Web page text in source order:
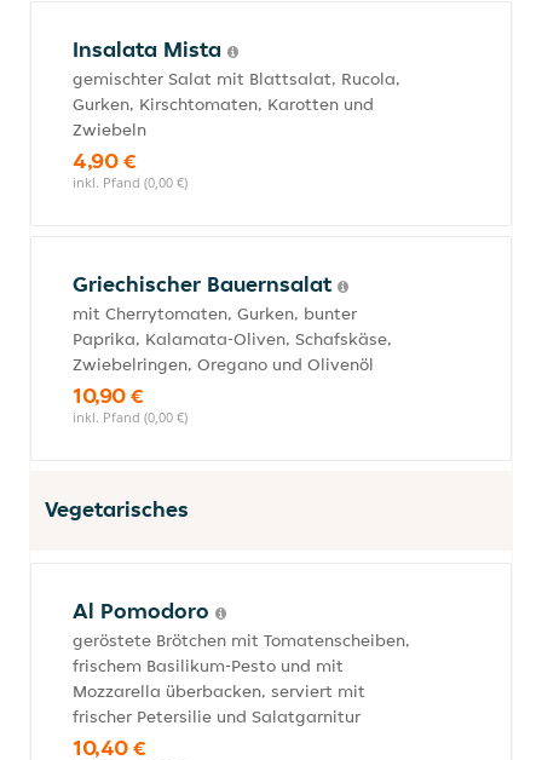
Insalata Mista
gemischter Salat mit Blattsalat, Rucola,
Gurken, Kirschtomaten, Karotten und
Zwiebeln
4,90 €
inkl. Pfand (0,00 €)
Griechischer Bauernsalat
mit Cherrytomaten, Gurken, bunter
Paprika, Kalamata-Oliven, Schafskäse,
Zwiebelringen, Oregano und Olivenöl
10,90 €
inkl. Pfand (0,00 €)
Vegetarisches
Al Pomodoro
geröstete Brötchen mit Tomatenscheiben,
frischem Basilikum-Pesto und mit
Mozzarella überbacken, serviert mit
frischer Petersilie und Salatgarnitur
10,40 €